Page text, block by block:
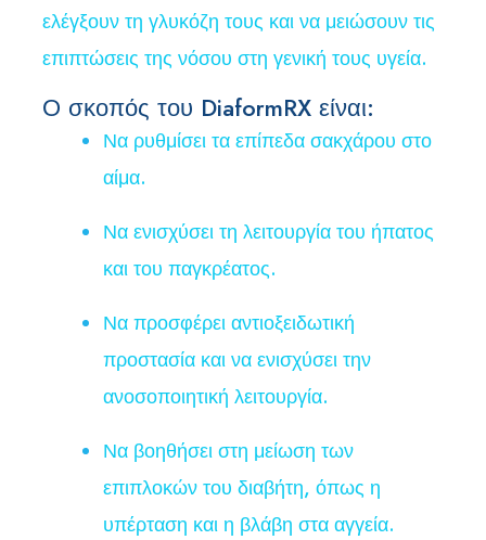
ελέγξουν τη γλυκόζη τους και να μειώσουν τις
επιπτώσεις της νόσου στη γενική τους υγεία.
Ο σκοπός του DiaformRX είναι:
Να ρυθμίσει τα επίπεδα σακχάρου στο
αίμα.
Να ενισχύσει τη λειτουργία του ήπατος
και του παγκρέατος.
Να προσφέρει αντιοξειδωτική
προστασία και να ενισχύσει την
ανοσοποιητική λειτουργία.
Να βοηθήσει στη μείωση των
επιπλοκών του διαβήτη, όπως η
υπέρταση και η βλάβη στα αγγεία.